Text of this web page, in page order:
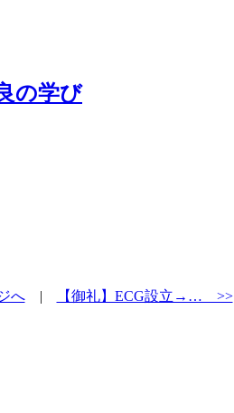
の学び
へ| 【御礼】ECG設立→… >>